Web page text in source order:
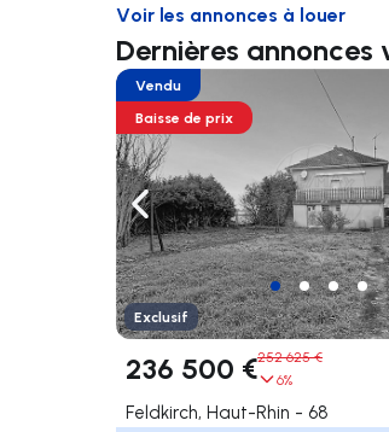
Voir les annonces à louer
Dernières annonces
Naviguer vers la gauche
Vendu
Baisse de prix
Exclusif
236 500 €252 625 €
6%
Feldkirch, Haut-Rhin - 68